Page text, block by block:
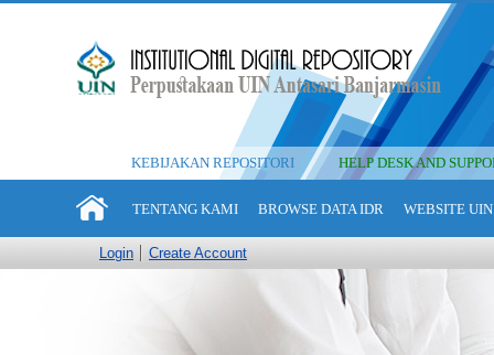
KEBIJAKAN REPOSITORI HELP DESK AND
TENTANG KAMI BROWSE DATA IDR WEBSITE
Login Create Account